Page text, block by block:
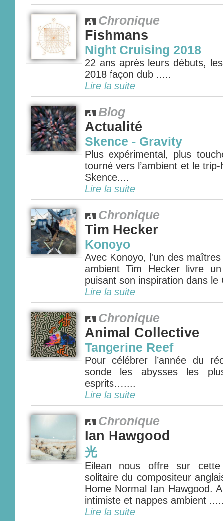
Chronique
Fishmans
Night Cruising 2018
22 ans après leurs débuts,
2018 façon dub .....
Lire la suite
Blog
Actualité
Skence - Gravity
Plus expérimental, plus
tourné vers l’ambient et le
Skence....
Lire la suite
Chronique
Tim Hecker
Konoyo
Avec Konoyo, l'un des
ambient Tim Hecker livre
puisant son inspiration dans le
Lire la suite
Chronique
Animal Collective
Tangerine Reef
Pour célébrer l’année du
sonde les abysses les
esprits…....
Lire la suite
Chronique
Ian Hawgood
光
Eilean nous offre sur
solitaire du compositeur
Home Normal Ian Hawgood.
intimiste et nappes ambient
Lire la suite